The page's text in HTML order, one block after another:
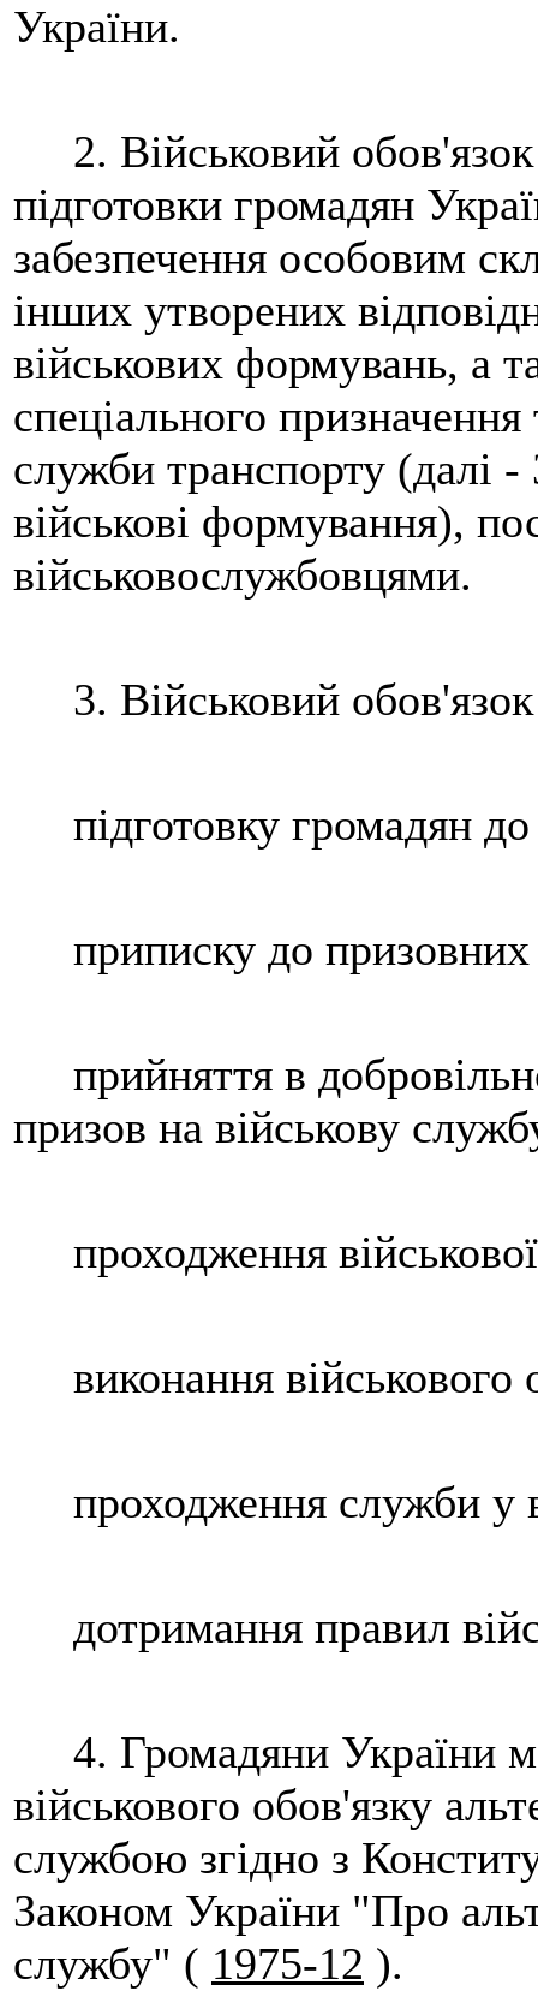
України.
2. Військовий
підготовки громадян
забезпечення особовим
інших утворених
військових формувань, а
спеціального
служби транспорту (далі
військові формування),
військовослужбовцями.
3. Військовий
підготовку громадян до
приписку до призовних
прийняття в
призов на військову
проходження
виконання військового
проходження служби у
дотримання правил
4. Громадяни України
військового обов'язку
службою згідно з
Законом України "Про
службу" ( 1975-12 ).